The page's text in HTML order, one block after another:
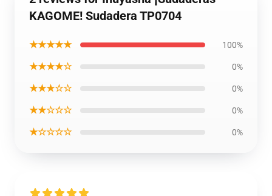
KAGOME! Sudadera TP0704
★★★★★ 100%
★★★★☆ 0%
★★★☆☆ 0%
★★☆☆☆ 0%
★☆☆☆☆ 0%